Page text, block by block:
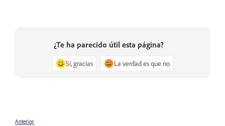
¿Te ha parecido útil esta página?
Sí, gracias La verdad es que no
Anterior